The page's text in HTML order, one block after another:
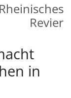
Revier
in